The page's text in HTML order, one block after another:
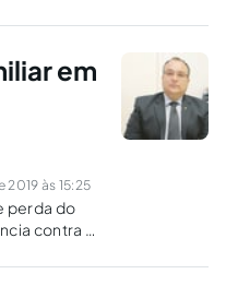
em
às 15:25
perda do
contra a